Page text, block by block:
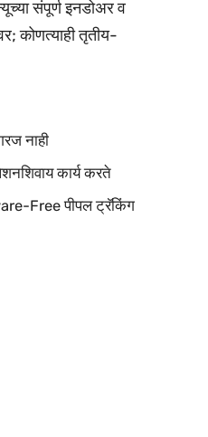
संपूर्ण इनडोअर व
कोणत्याही तृतीय-
नाही
कार्य करते
Free पीपल ट्रॅकिंग